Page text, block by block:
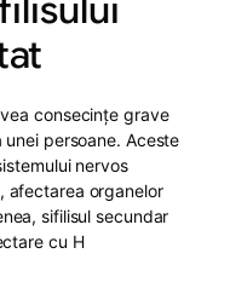
consecințe grave
persoane. Aceste
nervos
afectarea organelor
sifilisul secundar
cu H